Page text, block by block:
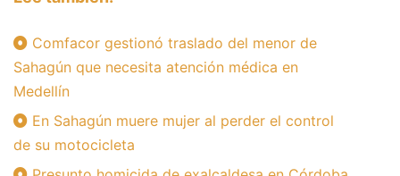
Comfacor gestionó traslado del menor de
Sahagún que necesita atención médica en
Medellín
En Sahagún muere mujer al perder el control
de su motocicleta